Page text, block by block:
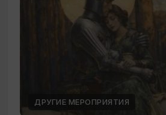
ДРУГИЕ МЕРОПРИЯТИЯ